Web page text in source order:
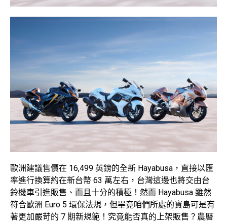
歐洲建議售價在 16,499 英鎊的全新 Hayabusa，直接以匯
率進行換算約在新台幣 63 萬左右，台灣這邊也將交由台
鈴機車引進販售、而且十分的積極！然而 Hayabusa 雖然
符合歐洲 Euro 5 環保法規，但畢竟咱們所處的寶島可是有
著更加嚴苛的 7 期新規範！究竟能否真的上架販售？農曆